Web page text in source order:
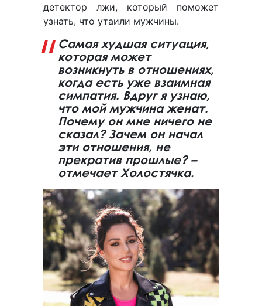
детектор лжи, который поможет
узнать, что утаили мужчины.
Самая худшая ситуация,
которая может
возникнуть в отношениях,
когда есть уже взаимная
симпатия. Вдруг я узнаю,
что мой мужчина женат.
Почему он мне ничего не
сказал? Зачем он начал
эти отношения, не
прекратив прошлые? –
отмечает Холостячка.